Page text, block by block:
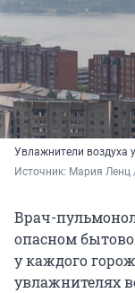
Увлажнители воздуха
Источник: Мария Ленц
Врач-
опасном
у каждого
увлажнителях